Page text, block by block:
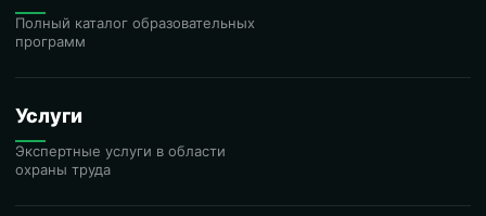
Полный каталог образовательных
программ
Услуги
Экспертные услуги в области
охраны труда